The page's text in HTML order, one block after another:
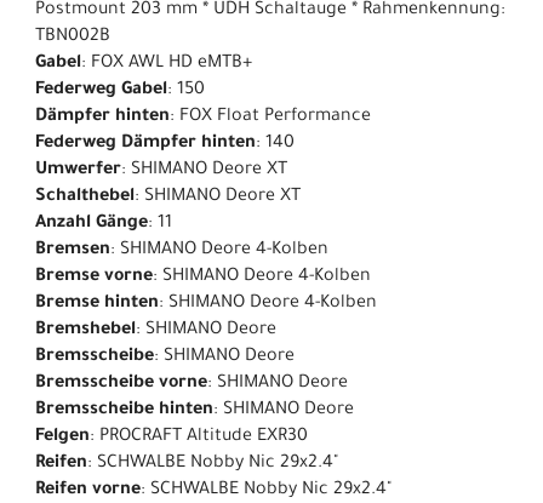
Postmount 203 mm * UDH Schaltauge * Rahmenkennung:
TBN002B
Gabel: FOX AWL HD eMTB+
Federweg Gabel: 150
Dämpfer hinten: FOX Float Performance
Federweg Dämpfer hinten: 140
Umwerfer: SHIMANO Deore XT
Schalthebel: SHIMANO Deore XT
Anzahl Gänge: 11
Bremsen: SHIMANO Deore 4-Kolben
Bremse vorne: SHIMANO Deore 4-Kolben
Bremse hinten: SHIMANO Deore 4-Kolben
Bremshebel: SHIMANO Deore
Bremsscheibe: SHIMANO Deore
Bremsscheibe vorne: SHIMANO Deore
Bremsscheibe hinten: SHIMANO Deore
Felgen: PROCRAFT Altitude EXR30
Reifen: SCHWALBE Nobby Nic 29x2.4"
Reifen vorne: SCHWALBE Nobby Nic 29x2.4"